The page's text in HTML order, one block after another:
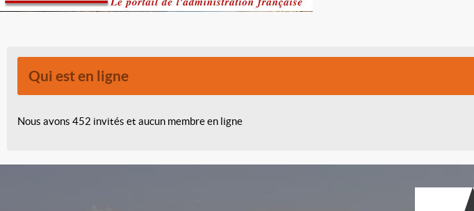
Qui est en ligne
Nous avons 452 invités et aucun membre en ligne